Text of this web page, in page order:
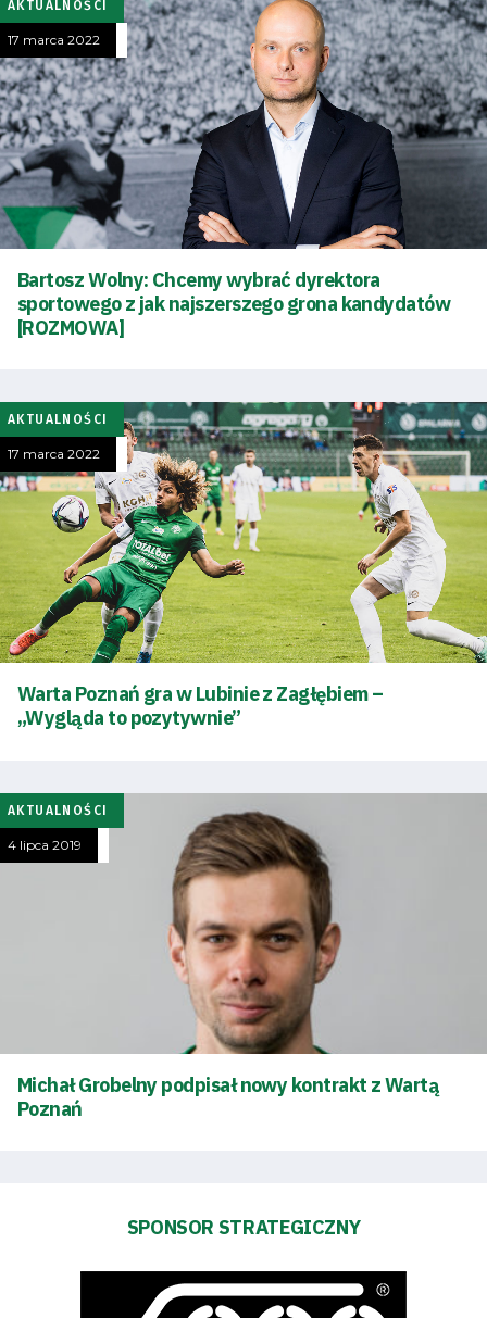
FOR:
Search Button
AKTUALNOŚCI
17 marca 2022
Bartosz Wolny: Chcemy wybrać dyrektora
sportowego z jak najszerszego grona kandydatów
[ROZMOWA]
AKTUALNOŚCI
17 marca 2022
Warta Poznań gra w Lubinie z Zagłębiem –
„Wygląda to pozytywnie”
AKTUALNOŚCI
4 lipca 2019
Michał Grobelny podpisał nowy kontrakt z Wartą
Poznań
SPONSOR STRATEGICZNY